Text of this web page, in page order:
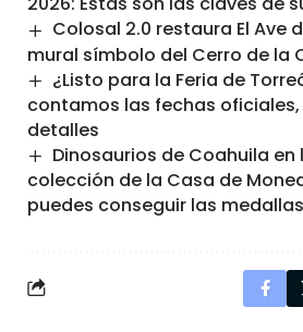
Colosal 2.0 restaura El Ave
mural símbolo del Cerro de la
¿Listo para la Feria de
contamos las fechas
detalles
Dinosaurios de Coahuila en
colección de la Casa de
puedes conseguir las medallas